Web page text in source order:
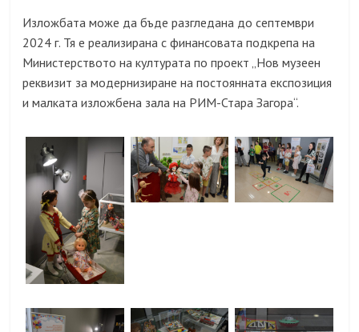
Изложбата може да бъде разгледана до септември
2024 г. Тя е реализирана с финансовата подкрепа на
Министерството на културата по проект „Нов музеен
реквизит за модернизиране на постоянната експозиция
и малката изложбена зала на РИМ-Стара Загора“.